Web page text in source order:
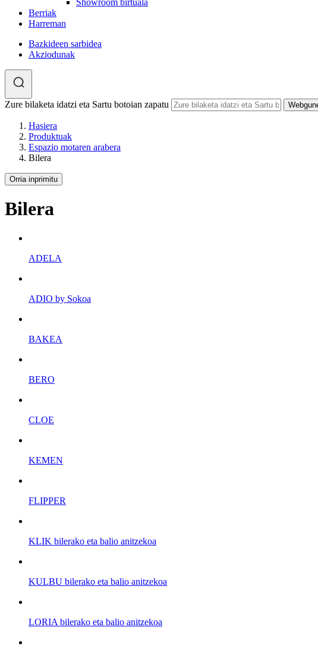
Showroom birtuala
Berriak
Harreman
Bazkideen sarbidea
Akziodunak
Zure bilaketa idatzi eta Sartu botoian zapatu
Hasiera
Produktuak
Espazio motaren arabera
Bilera
Orria inprimitu
Bilera
ADELA
ADIO by Sokoa
BAKEA
BERO
CLOE
KEMEN
FLIPPER
KLIK bilerako eta balio anitzekoa
KULBU bilerako eta balio anitzekoa
LORIA bilerako eta balio anitzekoa